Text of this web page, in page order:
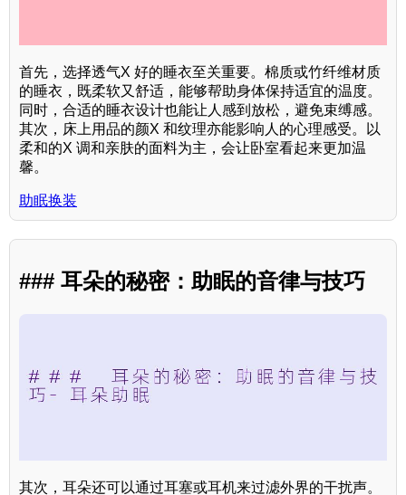
首先，选择透气X 好的睡衣至关重要。棉质或竹纤维材质
的睡衣，既柔软又舒适，能够帮助身体保持适宜的温度。
同时，合适的睡衣设计也能让人感到放松，避免束缚感。
其次，床上用品的颜X 和纹理亦能影响人的心理感受。以
柔和的X 调和亲肤的面料为主，会让卧室看起来更加温
馨。
助眠换装
### 耳朵的秘密：助眠的音律与技巧
其次，耳朵还可以通过耳塞或耳机来过滤外界的干扰声。